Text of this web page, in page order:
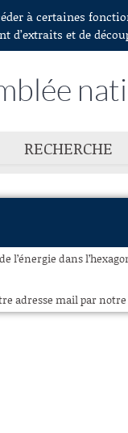
à certaines
d’extraits et de
RECHERCHE
l’énergie dans
adresse mail par